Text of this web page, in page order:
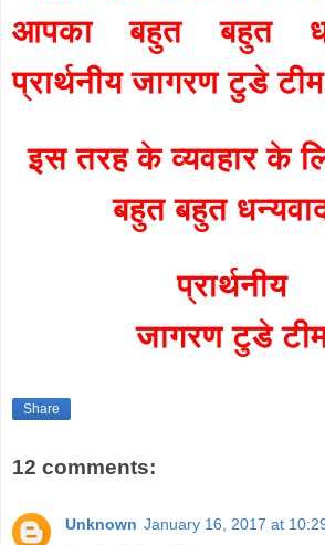
आपका बहुत बहुत
प्रार्थनीय जागरण टुडे
इस तरह के व्यवहार के
बहुत बहुत
प्रार्थनीय
जागरण टुडे
Share
12 comments:
Unknown January 16, 2017 at